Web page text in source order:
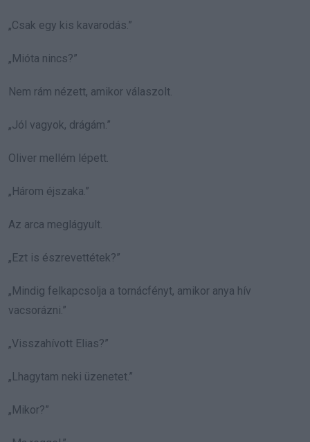
„Csak egy kis kavarodás.”
„Mióta nincs?”
Nem rám nézett, amikor válaszolt.
„Jól vagyok, drágám.”
Oliver mellém lépett.
„Három éjszaka.”
Az arca meglágyult.
„Ezt is észrevettétek?”
„Mindig felkapcsolja a tornácfényt, amikor anya hív
vacsorázni.”
„Visszahívott Elias?”
„Lhagytam neki üzenetet.”
„Mikor?”